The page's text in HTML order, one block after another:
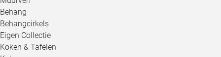
Behang
Behangcirkels
Eigen Collectie
Koken & Tafelen